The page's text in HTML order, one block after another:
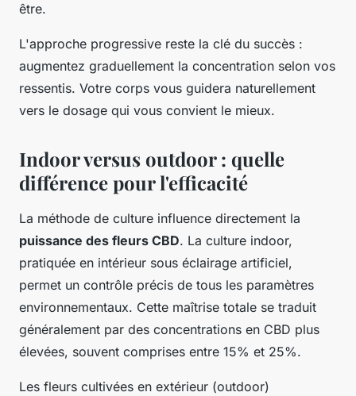
être.
L'approche progressive reste la clé du succès :
augmentez graduellement la concentration selon vos
ressentis. Votre corps vous guidera naturellement
vers le dosage qui vous convient le mieux.
Indoor versus outdoor : quelle
différence pour l'efficacité
La méthode de culture influence directement la
puissance des fleurs CBD. La culture indoor,
pratiquée en intérieur sous éclairage artificiel,
permet un contrôle précis de tous les paramètres
environnementaux. Cette maîtrise totale se traduit
généralement par des concentrations en CBD plus
élevées, souvent comprises entre 15% et 25%.
Les fleurs cultivées en extérieur (outdoor)